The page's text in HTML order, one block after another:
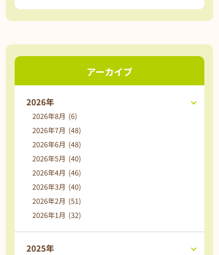
アーカイブ
2026年
2026年8月 (6)
2026年7月 (48)
2026年6月 (48)
2026年5月 (40)
2026年4月 (46)
2026年3月 (40)
2026年2月 (51)
2026年1月 (32)
2025年